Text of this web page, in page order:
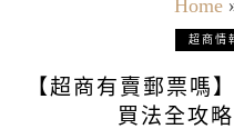
Home
超商情
【超商有賣郵票嗎
買法全攻